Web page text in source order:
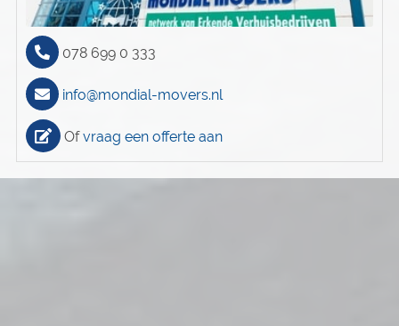
078 699 0 333
info@mondial-movers.nl
Ofvraag een offerte aan